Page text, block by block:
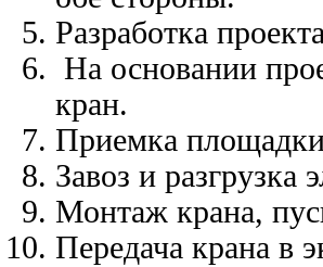
Разработка
На основании
кран.
Приемка
Завоз и разгрузка
Монтаж крана,
Передача крана в